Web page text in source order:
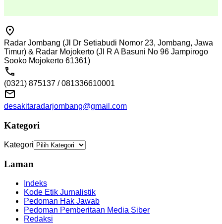
Radar Jombang (Jl Dr Setiabudi Nomor 23, Jombang, Jawa
Timur) & Radar Mojokerto (Jl R A Basuni No 96 Jampirogo
Sooko Mojokerto 61361)
(0321) 875137 / 081336610001
desakitaradarjombang@gmail.com
Kategori
Kategori
Laman
Indeks
Kode Etik Jurnalistik
Pedoman Hak Jawab
Pedoman Pemberitaan Media Siber
Redaksi